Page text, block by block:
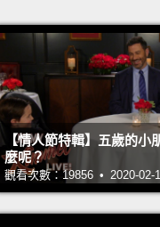
解。呃，豬豬公主呢？
？不要？那這傢伙呢？
，大功告成。克蘿伊女
的曠世巨作－－小狗狗
at home. Look,
my favorite toys.
【情人節特輯】五歲的小
麼呢？
觀看次數：19856 • 2020-02-